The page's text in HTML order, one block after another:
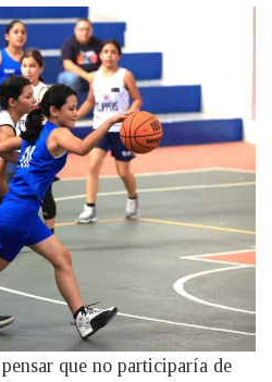
que no participaría de